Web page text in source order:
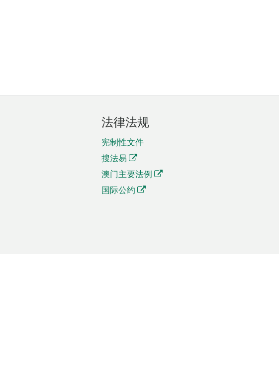
法律法规
宪制性文件
搜法易
澳门主要法例
国际公约